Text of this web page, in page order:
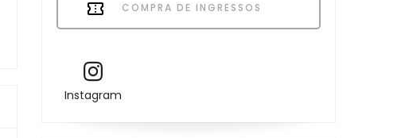
COMPRA DE INGRESSOS
Instagram